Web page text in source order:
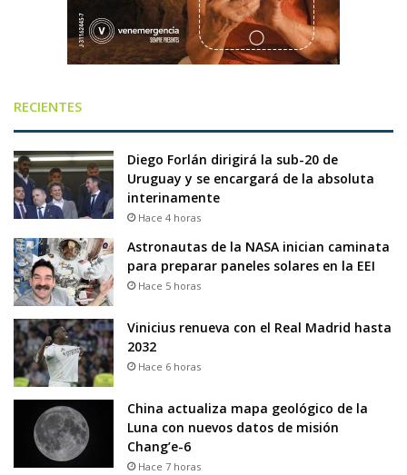
RECIENTES
Diego Forlán dirigirá la sub-20 de
Uruguay y se encargará de la absoluta
interinamente
Hace 4 horas
Astronautas de la NASA inician caminata
para preparar paneles solares en la EEI
Hace 5 horas
Vinicius renueva con el Real Madrid hasta
2032
Hace 6 horas
China actualiza mapa geológico de la
Luna con nuevos datos de misión
Chang’e-6
Hace 7 horas